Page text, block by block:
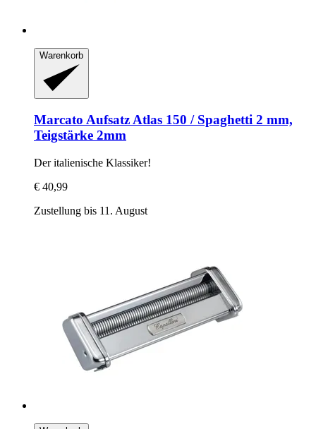
Warenkorb
Marcato Aufsatz Atlas 150 / Spaghetti 2 mm,
Teigstärke 2mm
Der italienische Klassiker!
€ 40,99
Zustellung bis 11. August